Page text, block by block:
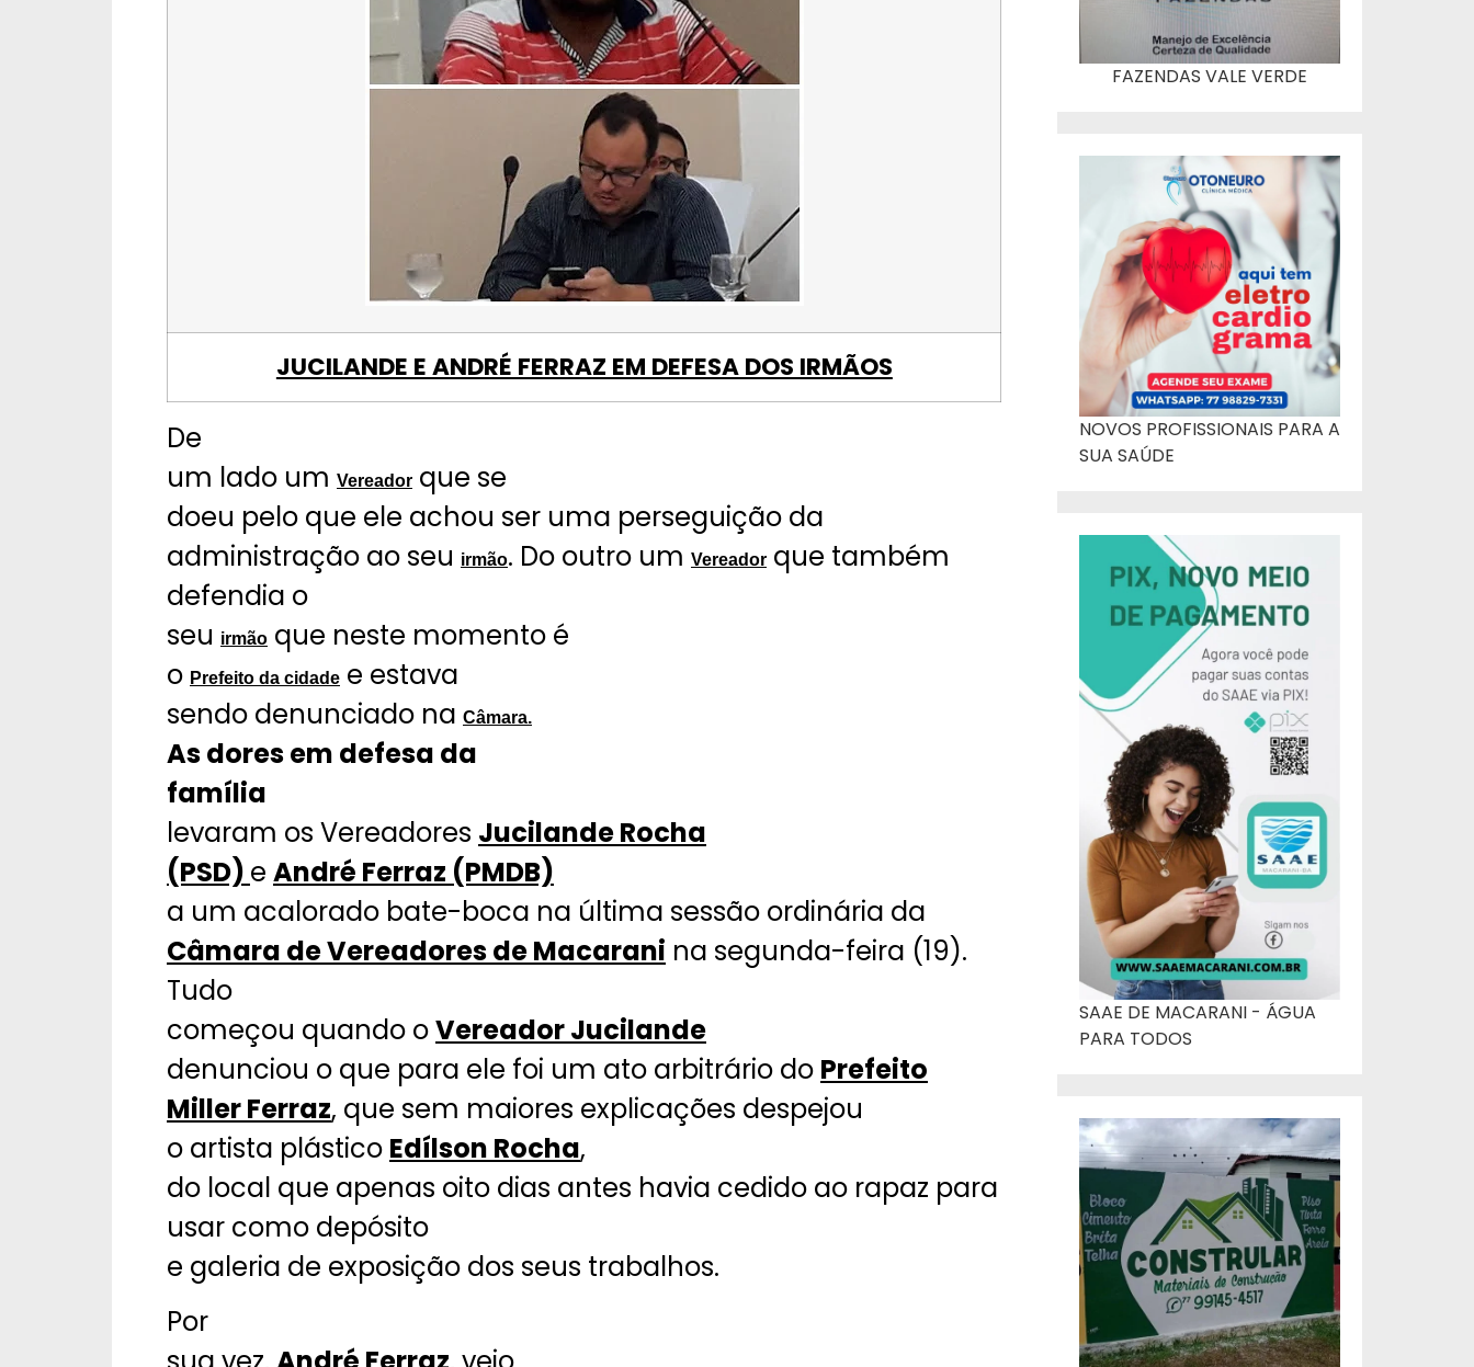
JUCILANDE E ANDRÉ FERRAZ EM DEFESA DOS IRMÃOS
De
um lado um Vereador que se
doeu pelo que ele achou ser uma perseguição da
administração ao seu irmão. Do outro um Vereador que também
defendia o
seu irmão que neste momento é
o Prefeito da cidade e estava
sendo denunciado na Câmara.
As dores em defesa da
família
levaram os Vereadores Jucilande Rocha
(PSD) e André Ferraz (PMDB)
a um acalorado bate-boca na última sessão ordinária da
Câmara de Vereadores de Macarani na segunda-feira (19).
Tudo
começou quando oVereador Jucilande
denunciou o que para ele foi um ato arbitrário do Prefeito
Miller Ferraz, que sem maiores explicações despejou
o artista plástico Edílson Rocha,
do local que apenas oito dias antes havia cedido ao rapaz para
usar como depósito
e galeria de exposição dos seus trabalhos.
Por
FAZENDAS VALE VERDE
NOVOS PROFISSIONAIS PARA A
SUA SAÚDE
SAAE DE MACARANI - ÁGUA
PARA TODOS